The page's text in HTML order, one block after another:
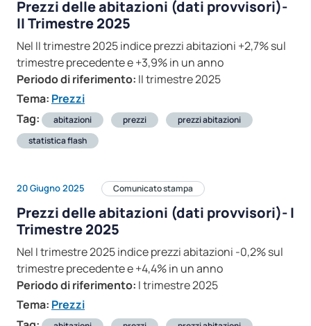
Prezzi delle abitazioni (dati provvisori)-
II Trimestre 2025
Nel II trimestre 2025 indice prezzi abitazioni +2,7% sul
trimestre precedente e +3,9% in un anno
Periodo di riferimento: II trimestre 2025
Tema: Prezzi
Tag:
abitazioni prezzi
prezzi abitazioni
statistica flash
20 Giugno 2025 Comunicato stampa
Prezzi delle abitazioni (dati provvisori)- I
Trimestre 2025
Nel I trimestre 2025 indice prezzi abitazioni -0,2% sul
trimestre precedente e +4,4% in un anno
Periodo di riferimento: I trimestre 2025
Tema: Prezzi